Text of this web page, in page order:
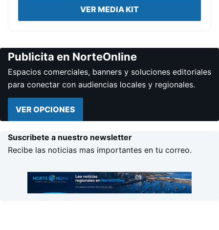
VER MEDIA KIT
Publicita en NorteOnline
Espacios comerciales, banners y soluciones editoriales
para conectar con audiencias locales y regionales.
VER OPCIONES
Suscribete a nuestro newsletter
Recibe las noticias mas importantes en tu correo.